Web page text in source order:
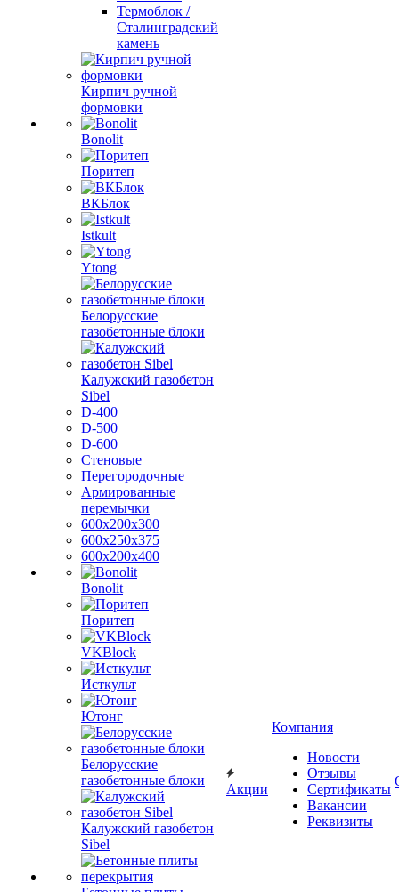
Термоблок /
Сталинградский
камень
Кирпич ручной
формовки
Bonolit
Поритеп
ВКБлок
Istkult
Ytong
Белорусские
газобетонные блоки
Калужский газобетон
Sibel
D-400
D-500
D-600
Стеновые
Перегородочные
Армированные
перемычки
600х200х300
600х250х375
600х200х400
Bonolit
Поритеп
VKBlock
Исткульт
Ютонг
Белорусские
газобетонные блоки
Калужский газобетон
Sibel
Акции
Компания
Новости
Отзывы
Сертификаты
Вакансии
Реквизиты